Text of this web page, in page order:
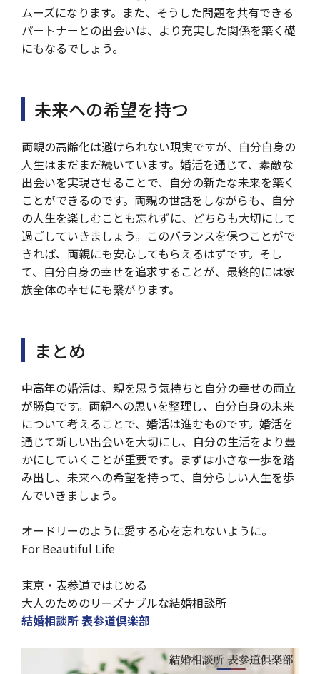
ムーズになります。また、そうした問題を共有できる
パートナーとの出会いは、より充実した関係を築く礎
にもなるでしょう。
未来への希望を持つ
両親の高齢化は避けられない現実ですが、自分自身の
人生はまだまだ続いています。婚活を通じて、素敵な
出会いを実現させることで、自分の新たな未来を築く
ことができるのです。両親の世話をしながらも、自分
の人生を楽しむことも忘れずに、どちらも大切にして
過ごしていきましょう。このバランスを保つことがで
きれば、両親にも安心してもらえるはずです。そし
て、自分自身の幸せを追求することが、最終的には家
族全体の幸せにも繋がります。
まとめ
中高年の婚活は、親を思う気持ちと自分の幸せの両立
が勝負です。両親への思いを整理し、自分自身の未来
について考えることで、婚活は進むものです。婚活を
通じて新しい出会いを大切にし、自分の生活をより豊
かにしていくことが重要です。まずは小さな一歩を踏
み出し、未来への希望を持って、自分らしい人生を歩
んでいきましょう。
オードリーのように愛する心を忘れないように。
For Beautiful Life
東京・表参道ではじめる
大人のためのリーズナブルな結婚相談所
結婚相談所 表参道倶楽部